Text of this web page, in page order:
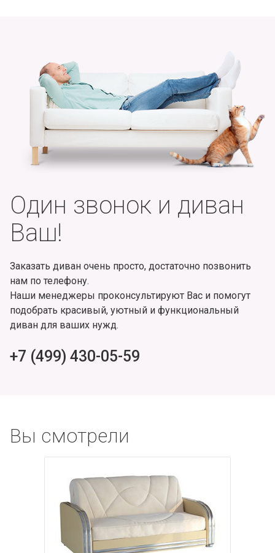
Один звонок и диван
Ваш!
Заказать диван очень просто, достаточно позвонить
нам по телефону.
Наши менеджеры проконсультируют Вас и помогут
подобрать красивый, уютный и функциональный
диван для ваших нужд.
+7 (499) 430-05-59
Вы смотрели